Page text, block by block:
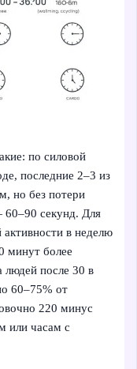
по силовой
последние 2–3 из
но без потери
секунд. Для
в неделю
минут более
людей после 30 в
60–75% от
220 минус
или часам с